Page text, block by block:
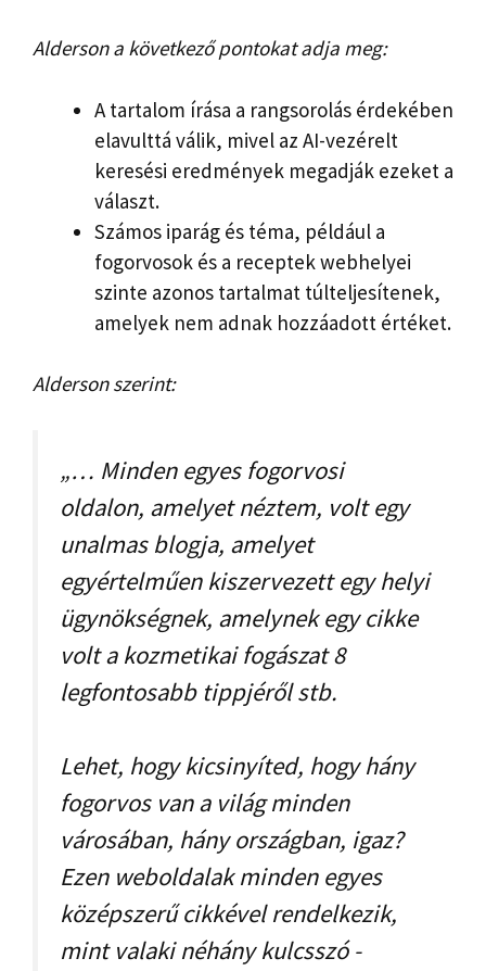
Alderson a következő pontokat adja meg:
A tartalom írása a rangsorolás érdekében
elavulttá válik, mivel az AI-vezérelt
keresési eredmények megadják ezeket a
választ.
Számos iparág és téma, például a
fogorvosok és a receptek webhelyei
szinte azonos tartalmat túlteljesítenek,
amelyek nem adnak hozzáadott értéket.
Alderson szerint:
„… Minden egyes fogorvosi
oldalon, amelyet néztem, volt egy
unalmas blogja, amelyet
egyértelműen kiszervezett egy helyi
ügynökségnek, amelynek egy cikke
volt a kozmetikai fogászat 8
legfontosabb tippjéről stb.
Lehet, hogy kicsinyíted, hogy hány
fogorvos van a világ minden
városában, hány országban, igaz?
Ezen weboldalak minden egyes
középszerű cikkével rendelkezik,
mint valaki néhány kulcsszó -